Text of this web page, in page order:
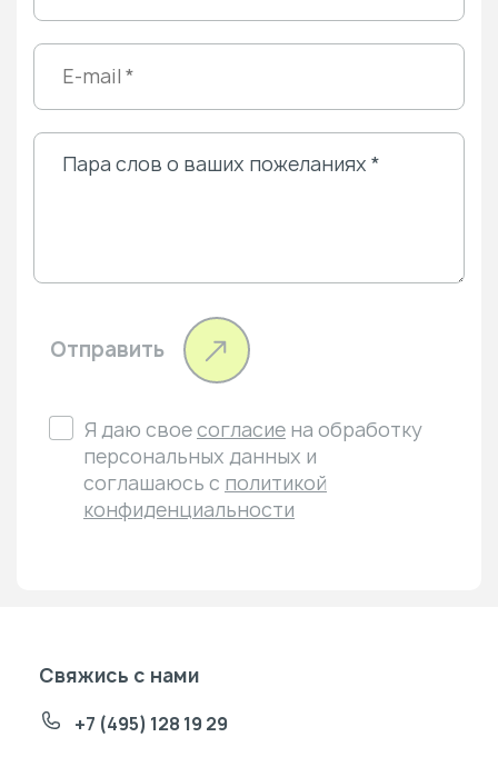
Отправить
Я даю своесогласие на обработку
персональных данных и
соглашаюсь с политикой
конфиденциальности
Свяжись с нами
+7 (495) 128 19 29